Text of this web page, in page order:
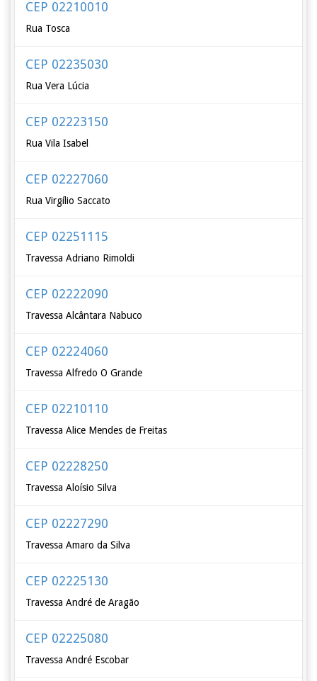
CEP 02210010
Rua Tosca
CEP 02235030
Rua Vera Lúcia
CEP 02223150
Rua Vila Isabel
CEP 02227060
Rua Virgílio Saccato
CEP 02251115
Travessa Adriano Rimoldi
CEP 02222090
Travessa Alcântara Nabuco
CEP 02224060
Travessa Alfredo O Grande
CEP 02210110
Travessa Alice Mendes de Freitas
CEP 02228250
Travessa Aloísio Silva
CEP 02227290
Travessa Amaro da Silva
CEP 02225130
Travessa André de Aragão
CEP 02225080
Travessa André Escobar